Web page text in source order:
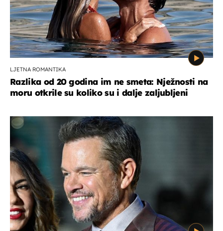
LJETNA ROMANTIKA
Razlika od 20 godina im ne smeta: Nježnosti na
moru otkrile su koliko su i dalje zaljubljeni